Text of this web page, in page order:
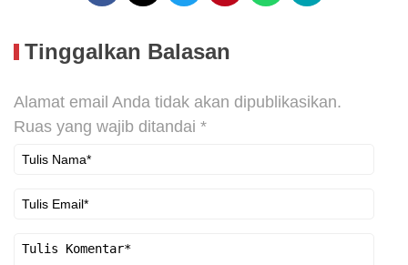
Tinggalkan Balasan
Alamat email Anda tidak akan dipublikasikan.
Ruas yang wajib ditandai *